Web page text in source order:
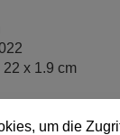
22 x 1.9 cm
um die